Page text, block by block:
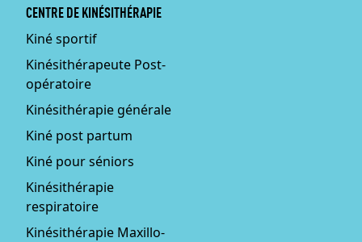
CENTRE DE KINÉSITHÉRAPIE
Kiné sportif
Kinésithérapeute Post-
opératoire
Kinésithérapie générale
Kiné post partum
Kiné pour séniors
Kinésithérapie
respiratoire
Kinésithérapie Maxillo-